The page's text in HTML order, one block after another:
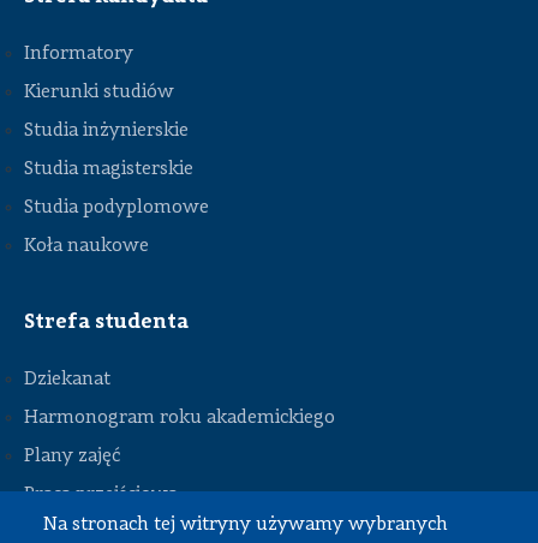
Na stronach tej witryny używamy wybranych
STOPKA
Informatory
Kierunki studiów
Studia inżynierskie
Studia magisterskie
Studia podyplomowe
Koła naukowe
Strefa studenta
Dziekanat
Harmonogram roku akademickiego
Plany zajęć
Praca przejściowa
Praca dyplomowa